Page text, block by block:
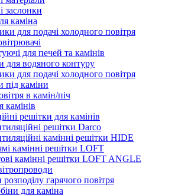
заслонки
каміна
для подачі холодного повітря
для печей та камінів
для водяного контуру
для подачі холодного повітря
під каміни
в камін/піч
камінів
решітки для камінів
решітки Darco
камінні решітки HIDE
камінні решітки LOFT
камінні решітки LOFT ANGLE
гарячого повітря
для каміна